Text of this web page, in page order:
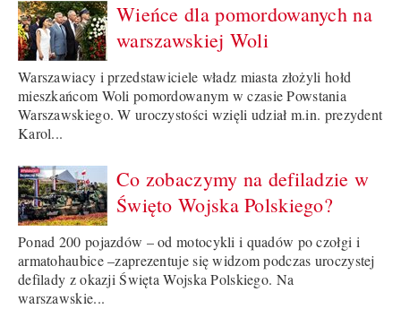
Wieńce dla pomordowanych na
warszawskiej Woli
Warszawiacy i przedstawiciele władz miasta złożyli hołd
mieszkańcom Woli pomordowanym w czasie Powstania
Warszawskiego. W uroczystości wzięli udział m.in. prezydent
Karol...
Co zobaczymy na defiladzie w
Święto Wojska Polskiego?
Ponad 200 pojazdów – od motocykli i quadów po czołgi i
armatohaubice –zaprezentuje się widzom podczas uroczystej
defilady z okazji Święta Wojska Polskiego. Na
warszawskie...